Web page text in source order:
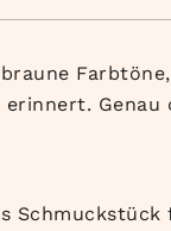
Schmuckstück